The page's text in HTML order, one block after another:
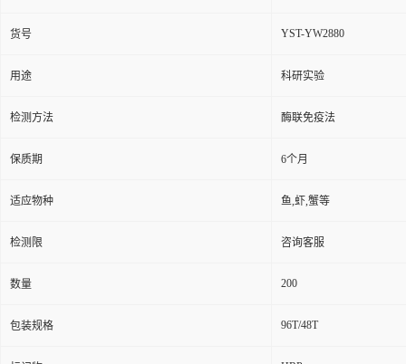
货号 YST-YW2880
用途 科研实验
检测方法 酶联免疫法
保质期 6个月
适应物种 鱼,虾,蟹等
检测限 咨询客服
数量 200
包装规格 96T/48T